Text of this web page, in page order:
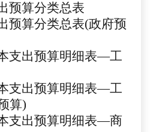
预算分类总表
预算分类总表(政府预
支出预算明细表—工
支出预算明细表—工
算)
支出预算明细表—商